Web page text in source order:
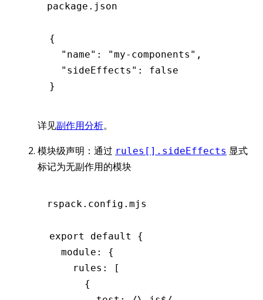
package.json
{
  "name"
: "my-components" ,
  "sideEffects"
:
false
}
详见副作用分析。
模块级声明：通过 rules[].sideEffects 显式
标记为无副作用的模块
rspack.config.mjs
export default
{
  module
:
{
    rules
:
[
      {